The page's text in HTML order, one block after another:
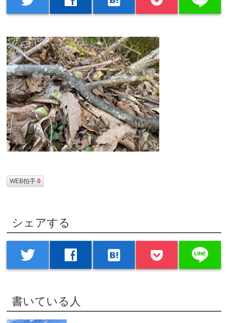
WEB拍手0
シェアする
twitter facebook hatenabookmark line
書いている人